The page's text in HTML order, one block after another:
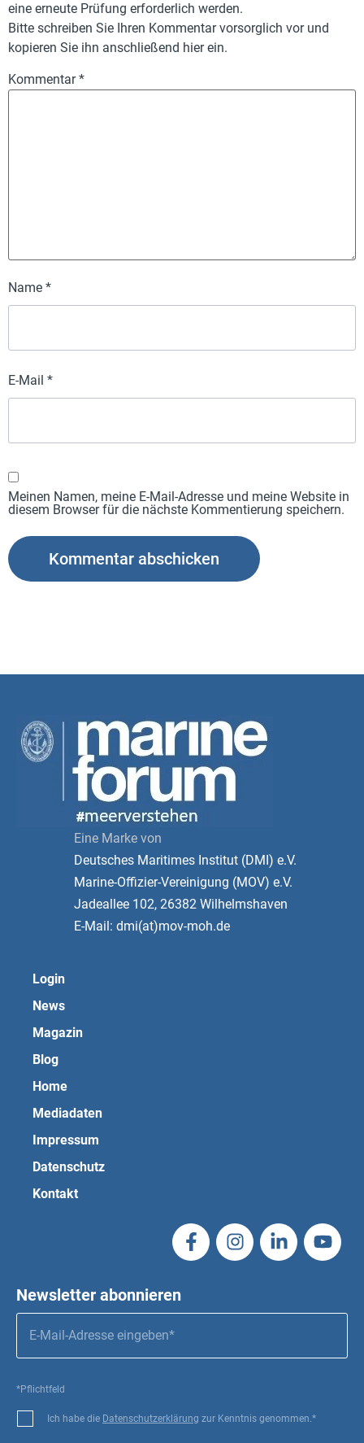
eine erneute Prüfung erforderlich werden.
Bitte schreiben Sie Ihren Kommentar vorsorglich vor und
kopieren Sie ihn anschließend hier ein.
Kommentar*
Name *
E-Mail *
Meinen Namen, meine E-Mail-Adresse und meine Website in
diesem Browser für die nächste Kommentierung speichern.
Eine Marke von
Deutsches Maritimes Institut (DMI) e.V.
Marine-Offizier-Vereinigung (MOV) e.V.
Jadeallee 102, 26382 Wilhelmshaven
E-Mail: dmi(at)mov-moh.de
Login
News
Magazin
Blog
Home
Mediadaten
Impressum
Datenschutz
Kontakt
Newsletter abonnieren
*Pflichtfeld
Ich habe die Datenschutzerklärung zur Kenntnis genommen.*